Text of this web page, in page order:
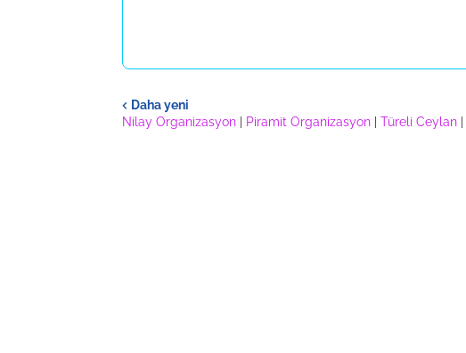
Daha yeni
Nilay Organizasyon
Piramit Organizasyon Türeli Ceylan